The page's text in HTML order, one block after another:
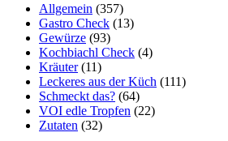
Allgemein (357)
Gastro Check (13)
Gewürze (93)
Kochbiachl Check (4)
Kräuter(11)
Leckeres aus der Küch (111)
Schmeckt das? (64)
VOI edle Tropfen (22)
Zutaten (32)